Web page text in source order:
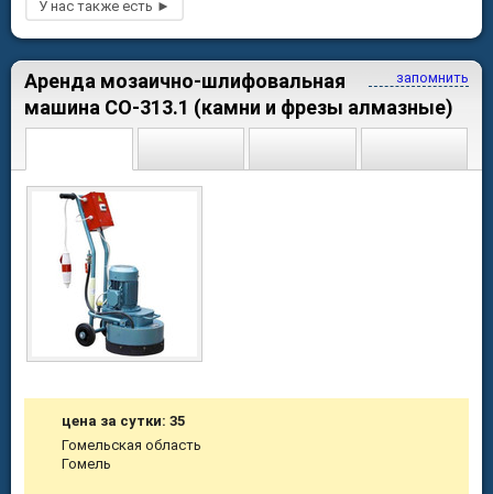
запомнить
Аренда мозаично-шлифовальная
машина СО-313.1 (камни и фрезы алмазные)
цена за сутки: 35
Гомельская область
Гомель